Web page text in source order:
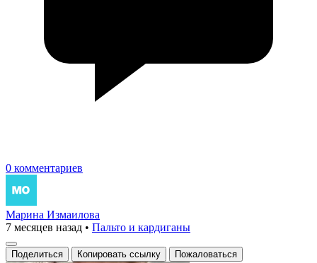
0 комментариев
Марина Измаилова
7 месяцев назад • Пальто и кардиганы
Поделиться Копировать ссылку Пожаловаться